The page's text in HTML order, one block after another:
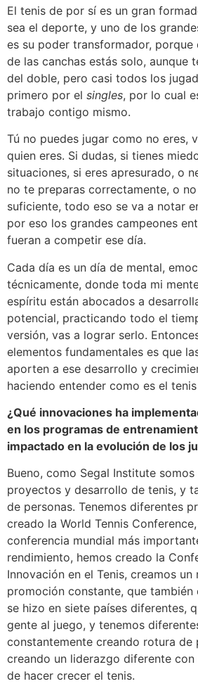
El tenis de por sí es un gran
sea el deporte, y uno de los
es su poder transformador,
de las canchas estás solo, aunque
del doble, pero casi todos los
primero por el singles, por lo cual
trabajo contigo mismo.
Tú no puedes jugar como no eres,
quien eres. Si dudas, si tienes
situaciones, si eres apresurado, o
no te preparas correctamente, o
suficiente, todo eso se va a notar
por eso los grandes campeones
fueran a competir ese día.
Cada día es un día de mental,
técnicamente, donde toda mi
espíritu están abocados a
potencial, practicando todo el
versión, vas a lograr serlo.
elementos fundamentales es que
aporten a ese desarrollo y
haciendo entender como es el
¿Qué innovaciones ha
en los programas de
impactado en la evolución de los
Bueno, como Segal Institute
proyectos y desarrollo de tenis, y
de personas. Tenemos diferentes
creado la World Tennis
conferencia mundial más
rendimiento, hemos creado la
Innovación en el Tenis, creamos un
promoción constante, que también
se hizo en siete países diferentes,
gente al juego, y tenemos
constantemente creando rotura de
creando un liderazgo diferente
de hacer crecer el tenis.